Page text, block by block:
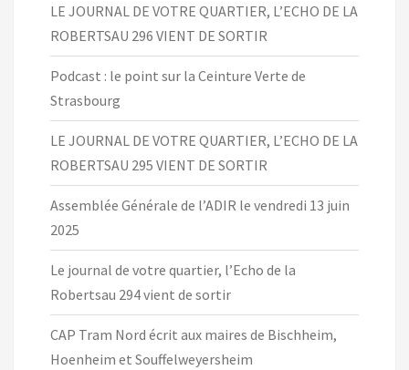
LE JOURNAL DE VOTRE QUARTIER, L’ECHO DE LA
ROBERTSAU 296 VIENT DE SORTIR
Podcast : le point sur la Ceinture Verte de
Strasbourg
LE JOURNAL DE VOTRE QUARTIER, L’ECHO DE LA
ROBERTSAU 295 VIENT DE SORTIR
Assemblée Générale de l’ADIR le vendredi 13 juin
2025
Le journal de votre quartier, l’Echo de la
Robertsau 294 vient de sortir
CAP Tram Nord écrit aux maires de Bischheim,
Hoenheim et Souffelweyersheim